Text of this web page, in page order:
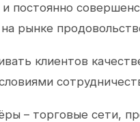
постоянно
рынке
клиентов
– торговые сети,